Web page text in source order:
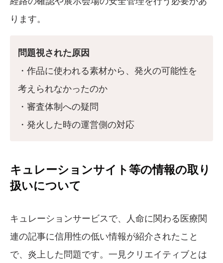
ります。
問題視された原因
・作品に使われる素材から、発火の可能性を
考えられなかったのか
・審査体制への疑問
・発火した時の運営側の対応
キュレーションサイト等の情報の取り
扱いについて
キュレーションサービスで、人命に関わる医療関
連の記事に信用性の低い情報が紹介されたこと
で、炎上した問題です。一見クリエイティブとは